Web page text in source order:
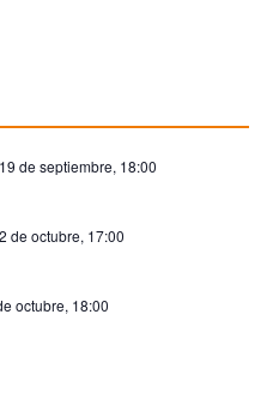
19 de septiembre, 18:00
2 de octubre, 17:00
octubre, 18:00